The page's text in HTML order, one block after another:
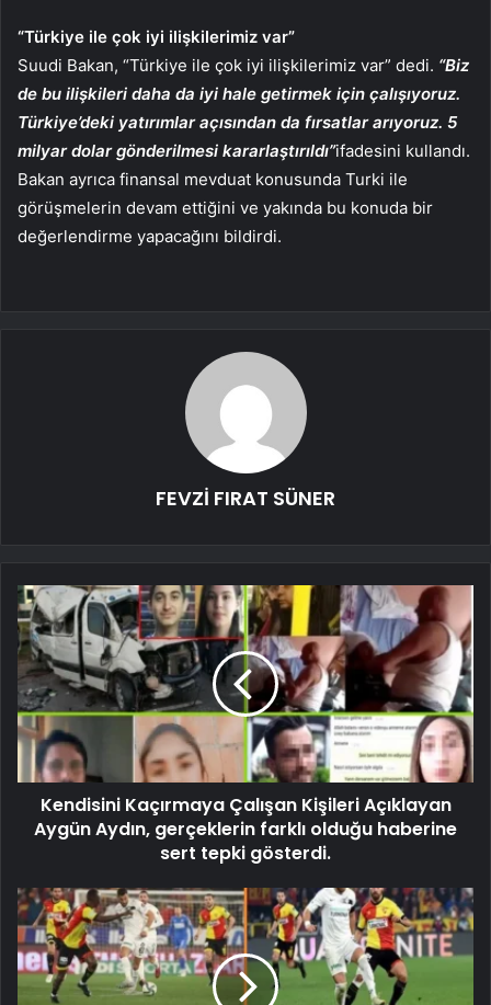
“Türkiye ile çok iyi ilişkilerimiz var”
Suudi Bakan, “Türkiye ile çok iyi ilişkilerimiz var” dedi. “Biz
de bu ilişkileri daha da iyi hale getirmek için çalışıyoruz.
Türkiye’deki yatırımlar açısından da fırsatlar arıyoruz. 5
milyar dolar gönderilmesi kararlaştırıldı”ifadesini kullandı.
Bakan ayrıca finansal mevduat konusunda Turki ile
görüşmelerin devam ettiğini ve yakında bu konuda bir
değerlendirme yapacağını bildirdi.
FEVZİ FIRAT SÜNER
Kendisini Kaçırmaya Çalışan Kişileri Açıklayan
Aygün Aydın, gerçeklerin farklı olduğu haberine
sert tepki gösterdi.